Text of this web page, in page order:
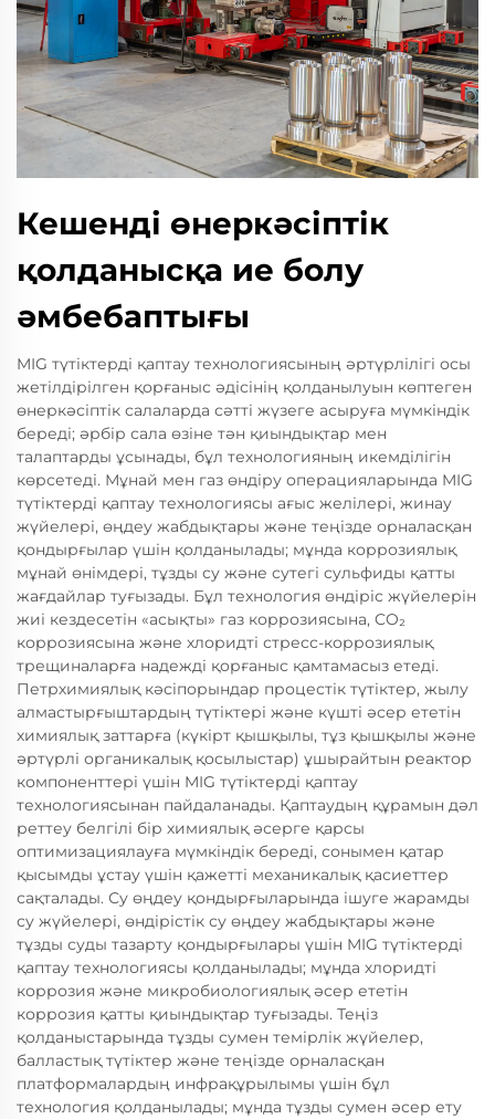
Кешенді өнеркәсіптік
қолданысқа ие болу
әмбебаптығы
MIG түтіктерді қаптау технологиясының әртүрлілігі осы
жетілдірілген қорғаныс әдісінің қолданылуын көптеген
өнеркәсіптік салаларда сәтті жүзеге асыруға мүмкіндік
береді; әрбір сала өзіне тән қиындықтар мен
талаптарды ұсынады, бұл технологияның икемділігін
көрсетеді. Мұнай мен газ өндіру операцияларында MIG
түтіктерді қаптау технологиясы ағыс желілері, жинау
жүйелері, өңдеу жабдықтары және теңізде орналасқан
қондырғылар үшін қолданылады; мұнда коррозиялық
мұнай өнімдері, тұзды су және сутегі сульфиды қатты
жағдайлар туғызады. Бұл технология өндіріс жүйелерін
жиі кездесетін «асықты» газ коррозиясына, CO₂
коррозиясына және хлоридті стресс-коррозиялық
трещиналарға надежді қорғаныс қамтамасыз етеді.
Петрхимиялық кәсіпорындар процестік түтіктер, жылу
алмастырғыштардың түтіктері және күшті әсер ететін
химиялық заттарға (күкірт қышқылы, тұз қышқылы және
әртүрлі органикалық қосылыстар) ұшырайтын реактор
компоненттері үшін MIG түтіктерді қаптау
технологиясынан пайдаланады. Қаптаудың құрамын дәл
реттеу белгілі бір химиялық әсерге қарсы
оптимизациялауға мүмкіндік береді, сонымен қатар
қысымды ұстау үшін қажетті механикалық қасиеттер
сақталады. Су өңдеу қондырғыларында ішуге жарамды
су жүйелері, өндірістік су өңдеу жабдықтары және
тұзды суды тазарту қондырғылары үшін MIG түтіктерді
қаптау технологиясы қолданылады; мұнда хлоридті
коррозия және микробиологиялық әсер ететін
коррозия қатты қиындықтар туғызады. Теңіз
қолданыстарында тұзды сумен темірлік жүйелер,
балластық түтіктер және теңізде орналасқан
платформалардың инфрақұрылымы үшін бұл
технология қолданылады; мұнда тұзды сумен әсер ету